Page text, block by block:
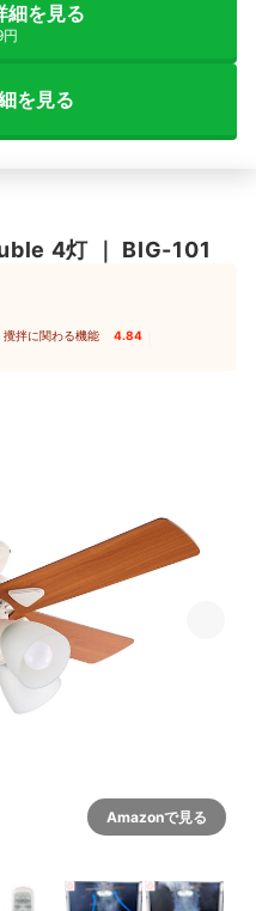
を見る
を見る
4灯 BIG-101
攪拌に関わる機能 4.84
Amazonで見る